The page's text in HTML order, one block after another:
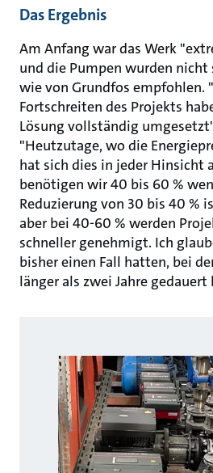
Das Ergebnis
Am Anfang war das Werk
und die Pumpen wurden
wie von Grundfos empfohlen.
Fortschreiten des Projekts
Lösung vollständig
"Heutzutage, wo die
hat sich dies in jeder Hinsicht
benötigen wir 40 bis 60 %
Reduzierung von 30 bis 40 %
aber bei 40-60 % werden
schneller genehmigt. Ich
bisher einen Fall hatten, bei
länger als zwei Jahre gedauert